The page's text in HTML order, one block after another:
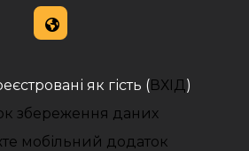
як гість (ВХІД )
збереження даних
мобільний додаток